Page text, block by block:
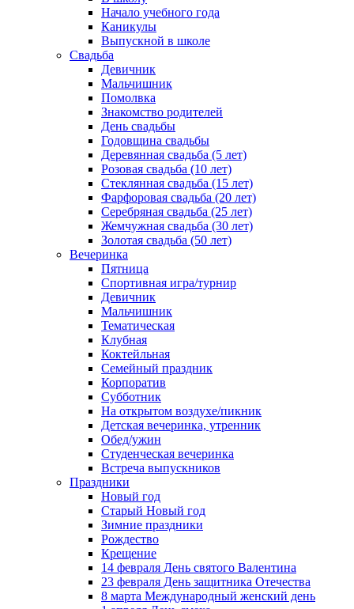
Начало учебного года
Каникулы
Выпускной в школе
Свадьба
Девичник
Мальчишник
Помолвка
Знакомство родителей
День свадьбы
Годовщина свадьбы
Деревянная свадьба (5 лет)
Розовая свадьба (10 лет)
Стеклянная свадьба (15 лет)
Фарфоровая свадьба (20 лет)
Серебряная свадьба (25 лет)
Жемчужная свадьба (30 лет)
Золотая свадьба (50 лет)
Вечеринка
Пятница
Спортивная игра/турнир
Девичник
Мальчишник
Тематическая
Клубная
Коктейльная
Семейный праздник
Корпоратив
Субботник
На открытом воздухе/пикник
Детская вечеринка, утренник
Обед/ужин
Студенческая вечеринка
Встреча выпускников
Праздники
Новый год
Старый Новый год
Зимние праздники
Рождество
Крещение
14 февраля День святого Валентина
23 февраля День защитника Отечества
8 марта Международный женский день